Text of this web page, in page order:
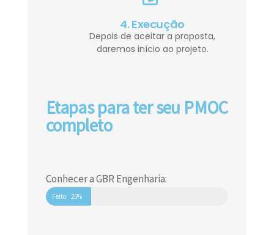
4. Execução
Depois de aceitar a proposta,
daremos início ao projeto.
Etapas para ter seu PMOC
completo
Conhecer a GBR Engenharia:
Feito 25%